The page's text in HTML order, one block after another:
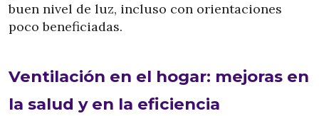
buen nivel de luz, incluso con orientaciones
poco beneficiadas.
Ventilación en el hogar: mejoras en
la salud y en la eficiencia